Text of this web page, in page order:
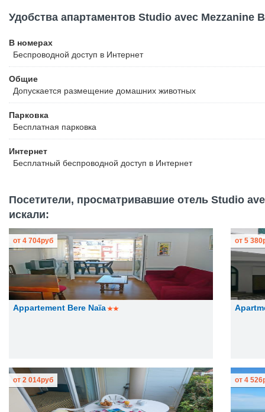
Удобства апартаментов Studio avec Mezzanine
В номерах
Беспроводной доступ в Интернет
Общие
Допускается размещение домашних животных
Парковка
Бесплатная парковка
Интернет
Бесплатный беспроводной доступ в Интернет
Посетители, просматривавшие отель Studio
искали:
Appartement Bere Naïa
от 4 704руб от 5 380
от 2 014руб от 4 526